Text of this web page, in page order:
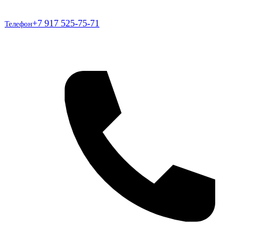
Телефон
Телефон+7 917 525-75-71